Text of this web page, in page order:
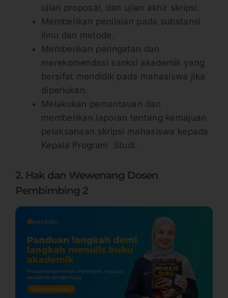
ujian proposal, dan ujian akhir skripsi.
Memberikan penilaian pada substansi
ilmu dan metode.
Memberikan peringatan dan
merekomendasi sanksi akademik yang
bersifat mendidik pada mahasiswa jika
diperlukan.
Melakukan pemantauan dan
memberikan laporan tentang kemajuan
pelaksanaan skripsi mahasiswa kepada
Kepala Program Studi.
2. Hak dan Wewenang Dosen
Pembimbing 2